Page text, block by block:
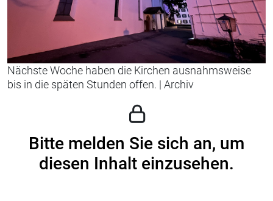
Nächste Woche haben die Kirchen ausnahmsweise
bis in die späten Stunden offen. | Archiv
Bitte melden Sie sich an, um
diesen Inhalt einzusehen.